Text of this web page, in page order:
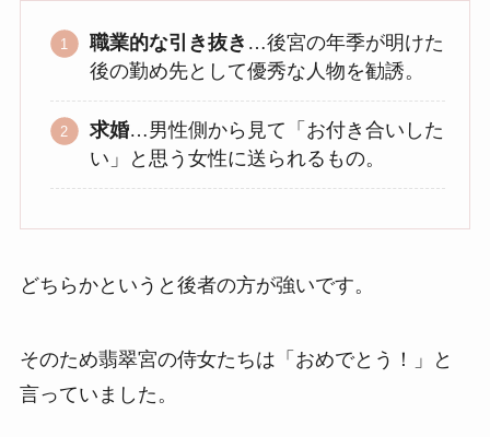
職業的な引き抜き …後宮の年季が明けた
後の勤め先として優秀な人物を勧誘。
求婚…男性側から見て「お付き合いした
い」と思う女性に送られるもの。
どちらかというと後者の方が強いです。
そのため翡翠宮の侍女たちは「おめでとう！」と
言っていました。